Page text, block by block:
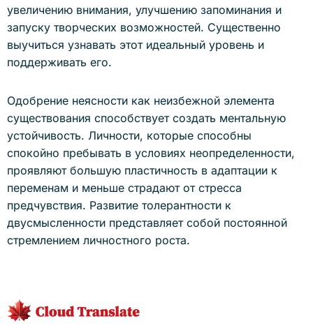
увеличению внимания, улучшению запоминания и
запуску творческих возможностей. Существенно
выучиться узнавать этот идеальный уровень и
поддерживать его.
Одобрение неясности как неизбежной элемента
существования способствует создать ментальную
устойчивость. Личности, которые способны
спокойно пребывать в условиях неопределенности,
проявляют большую пластичность в адаптации к
переменам и меньше страдают от стресса
предчувствия. Развитие толерантности к
двусмысленности представляет собой постоянной
стремлением личностного роста.